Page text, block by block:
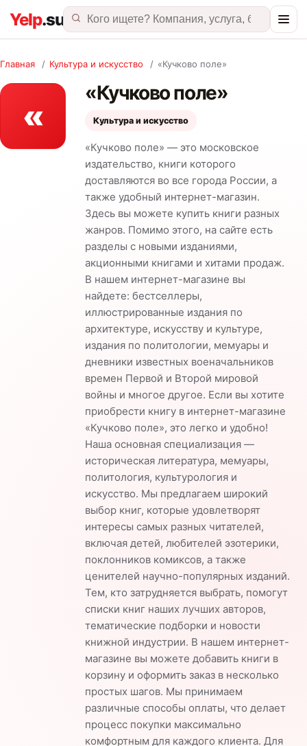
Главная / Культура и искусство / «Кучково поле»
«
«Кучково поле»
Культура и искусство
«Кучково поле» — это московское
издательство, книги которого
доставляются во все города России, а
также удобный интернет-магазин.
Здесь вы можете купить книги разных
жанров. Помимо этого, на сайте есть
разделы с новыми изданиями,
акционными книгами и хитами продаж.
В нашем интернет-магазине вы
найдете: бестселлеры,
иллюстрированные издания по
архитектуре, искусству и культуре,
издания по политологии, мемуары и
дневники известных военачальников
времен Первой и Второй мировой
войны и многое другое. Если вы хотите
приобрести книгу в интернет-магазине
«Кучково поле», это легко и удобно!
Наша основная специализация —
историческая литература, мемуары,
политология, культурология и
искусство. Мы предлагаем широкий
выбор книг, которые удовлетворят
интересы самых разных читателей,
включая детей, любителей эзотерики,
поклонников комиксов, а также
ценителей научно-популярных изданий.
Тем, кто затрудняется выбрать, помогут
списки книг наших лучших авторов,
тематические подборки и новости
книжной индустрии. В нашем интернет-
магазине вы можете добавить книги в
корзину и оформить заказ в несколько
простых шагов. Мы принимаем
различные способы оплаты, что делает
процесс покупки максимально
комфортным для каждого клиента. Для